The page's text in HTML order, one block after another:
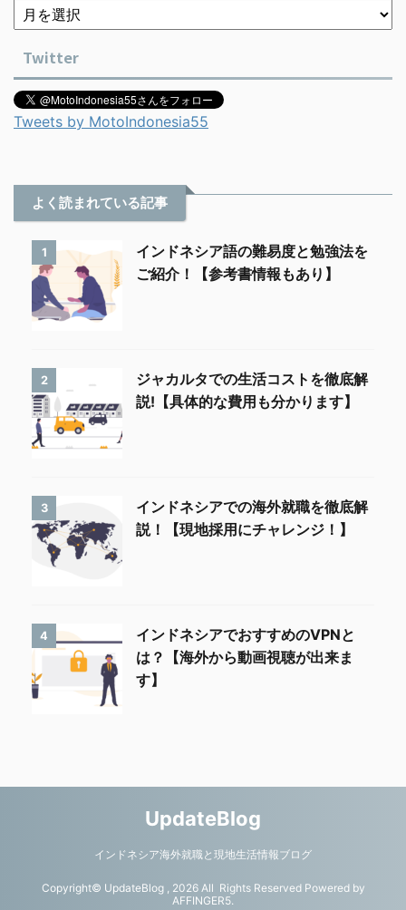
Twitter
Tweets by MotoIndonesia55
よく読まれている記事
1
インドネシア語の難易度と勉強法を
ご紹介！【参考書情報もあり】
2
ジャカルタでの生活コストを徹底解
説!【具体的な費用も分かります】
3
インドネシアでの海外就職を徹底解
説！【現地採用にチャレンジ！】
4
インドネシアでおすすめのVPNと
は？【海外から動画視聴が出来ま
す】
UpdateBlog
インドネシア海外就職と現地生活情報ブログ
Copyright© UpdateBlog , 2026 All Rights Reserved Powered by
AFFINGER5.